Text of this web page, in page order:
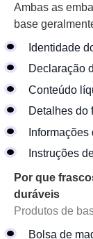
Ambas as
base
Identidade
Declaração
Conteúdo
Detalhes do
Informações
Instruções
Por que
duráveis
Produtos de
Bolsa de